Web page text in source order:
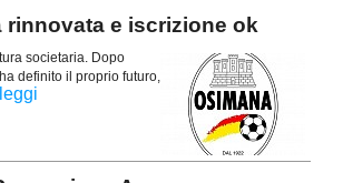
rinnovata e iscrizione ok
societaria. Dopo
definito il proprio futuro,
leggi